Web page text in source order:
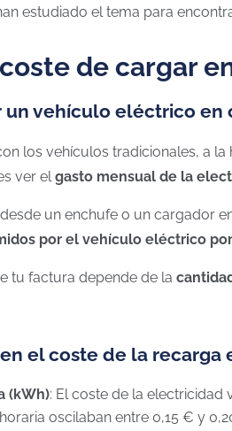
estudiado el tema para
de cargar
un vehículo eléctrico en
los vehículos tradicionales, a
ver elgasto mensual de la
un enchufe o un cargador
por el vehículo eléctrico
tu factura depende de la
el coste de la recarga
(kWh): El coste de la electricidad
oscilaban entre 0,15 € y